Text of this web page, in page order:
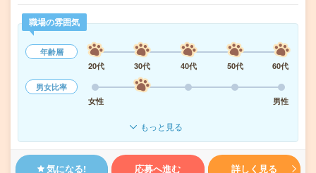
職場の雰囲気
年齢層
20代
30代 40代 50代
60代
男女比率
女性
男性
もっと見る
気になる! 応募へ進む 詳しく見る